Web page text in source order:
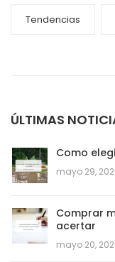
Tendencias
ÚLTIMAS
Como
mayo 29,
Comprar
acertar
mayo 20,